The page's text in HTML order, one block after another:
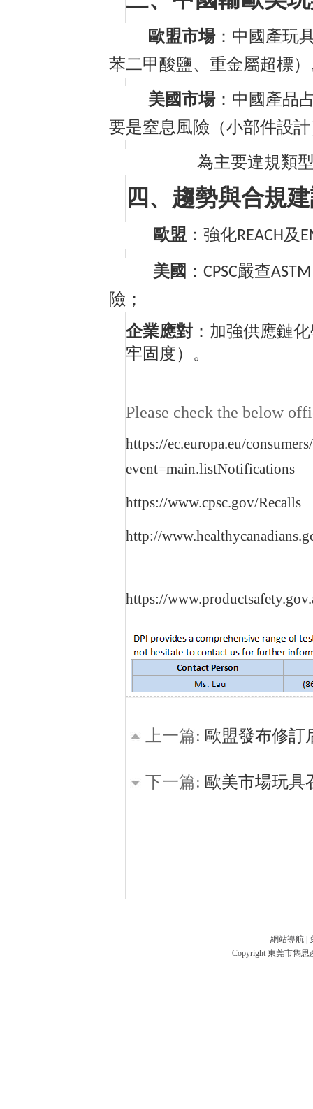
歐盟市場：中國產玩
苯二甲酸鹽、重金屬超標
美國市場：中國產品
要是窒息風險（小部件設
為主要違規類
四、趨勢與合規
歐盟 ：強化REACH 及
美國 ：CPSC嚴查
險；
企業應對 ：加強供應鏈
牢固度）。
Please check the below
https://ec.europa.eu/
event=main.listNotifications
https://www.cpsc.gov/Recalls
http://
https://
上一篇: 歐盟發布修訂
下一篇: 歐美市場玩具
網站導航 |
Copyright 東莞市雋